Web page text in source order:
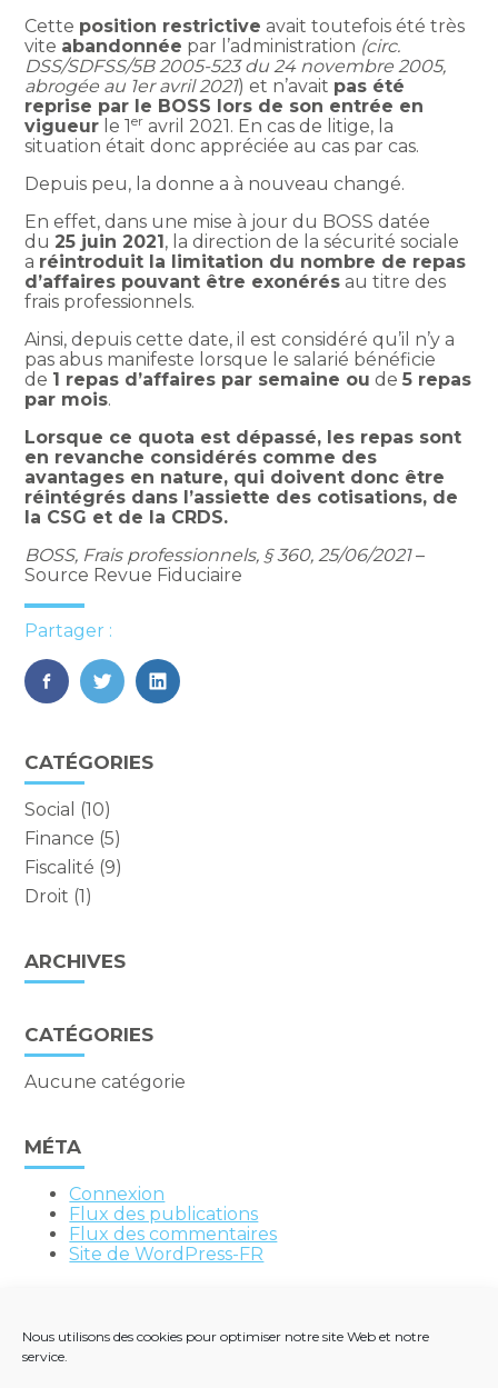
Nous utilisons des cookies pour optimiser notre site Web et notre
service.
Cette position restrictive avait toutefois été très
vite abandonnée par l’administration (circ.
DSS/SDFSS/5B 2005-523 du 24 novembre 2005,
abrogée au 1er avril 2021) et n’avait pas été
reprise par le BOSS lors de son entrée en
vigueur le 1er avril 2021. En cas de litige, la
situation était donc appréciée au cas par cas.
Depuis peu, la donne a à nouveau changé.
En effet, dans une mise à jour du BOSS datée
du 25 juin 2021, la direction de la sécurité sociale
a réintroduit la limitation du nombre de repas
d’affaires pouvant être exonérés au titre des
frais professionnels.
Ainsi, depuis cette date, il est considéré qu’il n’y a
pas abus manifeste lorsque le salarié bénéficie
de 1 repas d’affaires par semaine ou de5 repas
par mois.
Lorsque ce quota est dépassé, les repas sont
en revanche considérés comme des
avantages en nature, qui doivent donc être
réintégrés dans l’assiette des cotisations, de
la CSG et de la CRDS.
BOSS, Frais professionnels, § 360, 25/06/2021–
Source Revue Fiduciaire
Partager :
FaceBook
TwitterLinkedIn
Vie
du
cabinet
sidebar
CATÉGORIES
Social (10)
Finance (5)
Fiscalité (9)
Droit (1)
ARCHIVES
CATÉGORIES
Aucune catégorie
MÉTA
Connexion
Flux des publications
Flux des commentaires
Site de WordPress-FR